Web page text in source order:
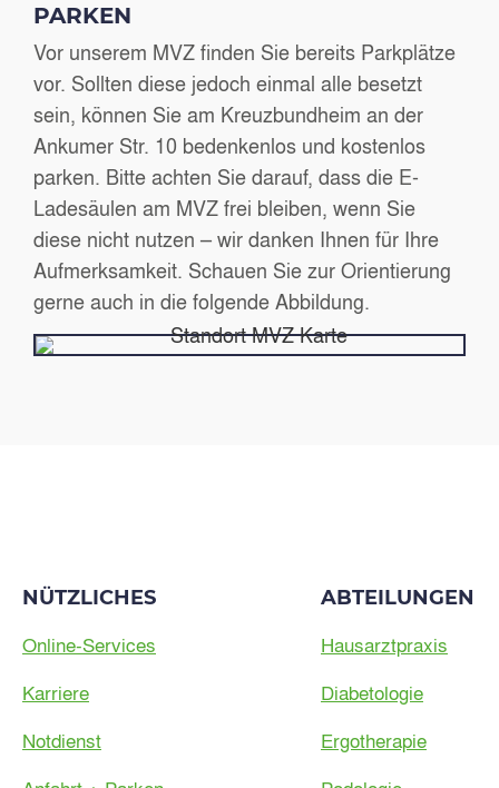
PARKEN
Vor unserem MVZ finden Sie bereits Parkplätze
vor. Sollten diese jedoch einmal alle besetzt
sein, können Sie am Kreuzbundheim an der
Ankumer Str. 10 bedenkenlos und kostenlos
parken. Bitte achten Sie darauf, dass die E-
Ladesäulen am MVZ frei bleiben, wenn Sie
diese nicht nutzen – wir danken Ihnen für Ihre
Aufmerksamkeit. Schauen Sie zur Orientierung
gerne auch in die folgende Abbildung.
NÜTZLICHES
Online-Services
Karriere
Notdienst
ABTEILUNGEN
Hausarztpraxis
Diabetologie
Ergotherapie